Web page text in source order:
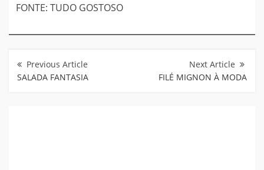
FONTE: TUDO GOSTOSO
de
Post
SALADA FANTASIA FILÉ MIGNON À MODA